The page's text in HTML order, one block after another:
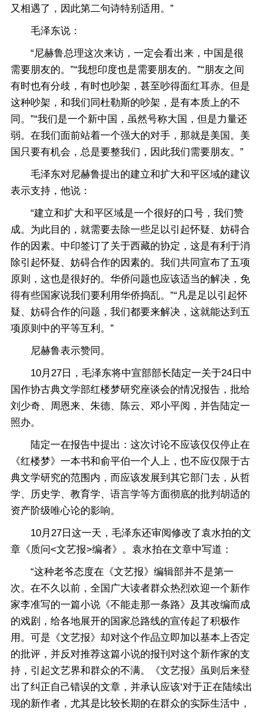
又相遇了，因此第二句诗特别适用。”
毛泽东说：
“尼赫鲁总理这次来访，一定会看出来，中国是很
需要朋友的。”“我想印度也是需要朋友的。”“朋友之间
有时也有分歧，有时也吵架，甚至吵得面红耳赤。但是
这种吵架，和我们同杜勒斯的吵架，是有本质上的不
同。”“我们是一个新中国，虽然号称大国，但是力量还
弱。在我们面前站着一个强大的对手，那就是美国。美
国只要有机会，总是要整我们，因此我们需要朋友。”
毛泽东对尼赫鲁提出的建立和扩大和平区域的建议
表示支持，他说：
“建立和扩大和平区域是一个很好的口号，我们赞
成。为此目的，就需要去除一些足以引起怀疑、妨碍合
作的因素。中印签订了关于西藏的协定，这是有利于消
除引起怀疑、妨碍合作的因素的。我们共同宣布了五项
原则，这也是很好的。华侨问题也应该适当的解决，免
得有些国家说我们要利用华侨捣乱。”“凡是足以引起怀
疑、妨碍合作的问题，我们都要来解决，这就能达到五
项原则中的平等互利。”
尼赫鲁表示赞同。
10月27日，毛泽东将中宣部部长陆定一关于24日中
国作协古典文学部红楼梦研究座谈会的情况报告，批给
刘少奇、周恩来、朱德、陈云、邓小平阅，并告陆定一
照办。
陆定一在报告中提出：这次讨论不应该仅仅停止在
《红楼梦》一本书和俞平伯一个人上，也不应仅限于古
典文学研究的范围内，而应该发展到其它部门去，从哲
学、历史学、教育学、语言学等方面彻底的批判胡适的
资产阶级唯心论的影响。
10月27日这一天，毛泽东还审阅修改了袁水拍的文
章《质问<文艺报>编者》。袁水拍在文章中写道：
“这种老爷态度在《文艺报》编辑部并不是第一
次。在不久以前，全国广大读者群众热烈欢迎一个新作
家李准写的一篇小说《不能走那一条路》及其改编而成
的戏剧，给各地展开的国家总路线的宣传起了积极作
用。可是《文艺报》却对这个作品立即加以基本上否定
的批评，并反对推荐这篇小说的报刊对这个新作家的支
持，引起文艺界和群众的不满。《文艺报》虽则后来登
出了纠正自己错误的文章，并承认应该‘对于正在陆续出
现的新作者，尤其是比较长期的在群众的实际生活中，